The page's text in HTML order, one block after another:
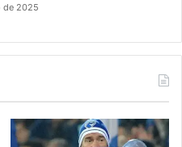
de 2025